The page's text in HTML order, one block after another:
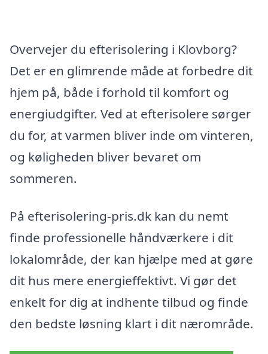
Overvejer du efterisolering i Klovborg?
Det er en glimrende måde at forbedre dit
hjem på, både i forhold til komfort og
energiudgifter. Ved at efterisolere sørger
du for, at varmen bliver inde om vinteren,
og køligheden bliver bevaret om
sommeren.
På efterisolering-pris.dk kan du nemt
finde professionelle håndværkere i dit
lokalområde, der kan hjælpe med at gøre
dit hus mere energieffektivt. Vi gør det
enkelt for dig at indhente tilbud og finde
den bedste løsning klart i dit nærområde.